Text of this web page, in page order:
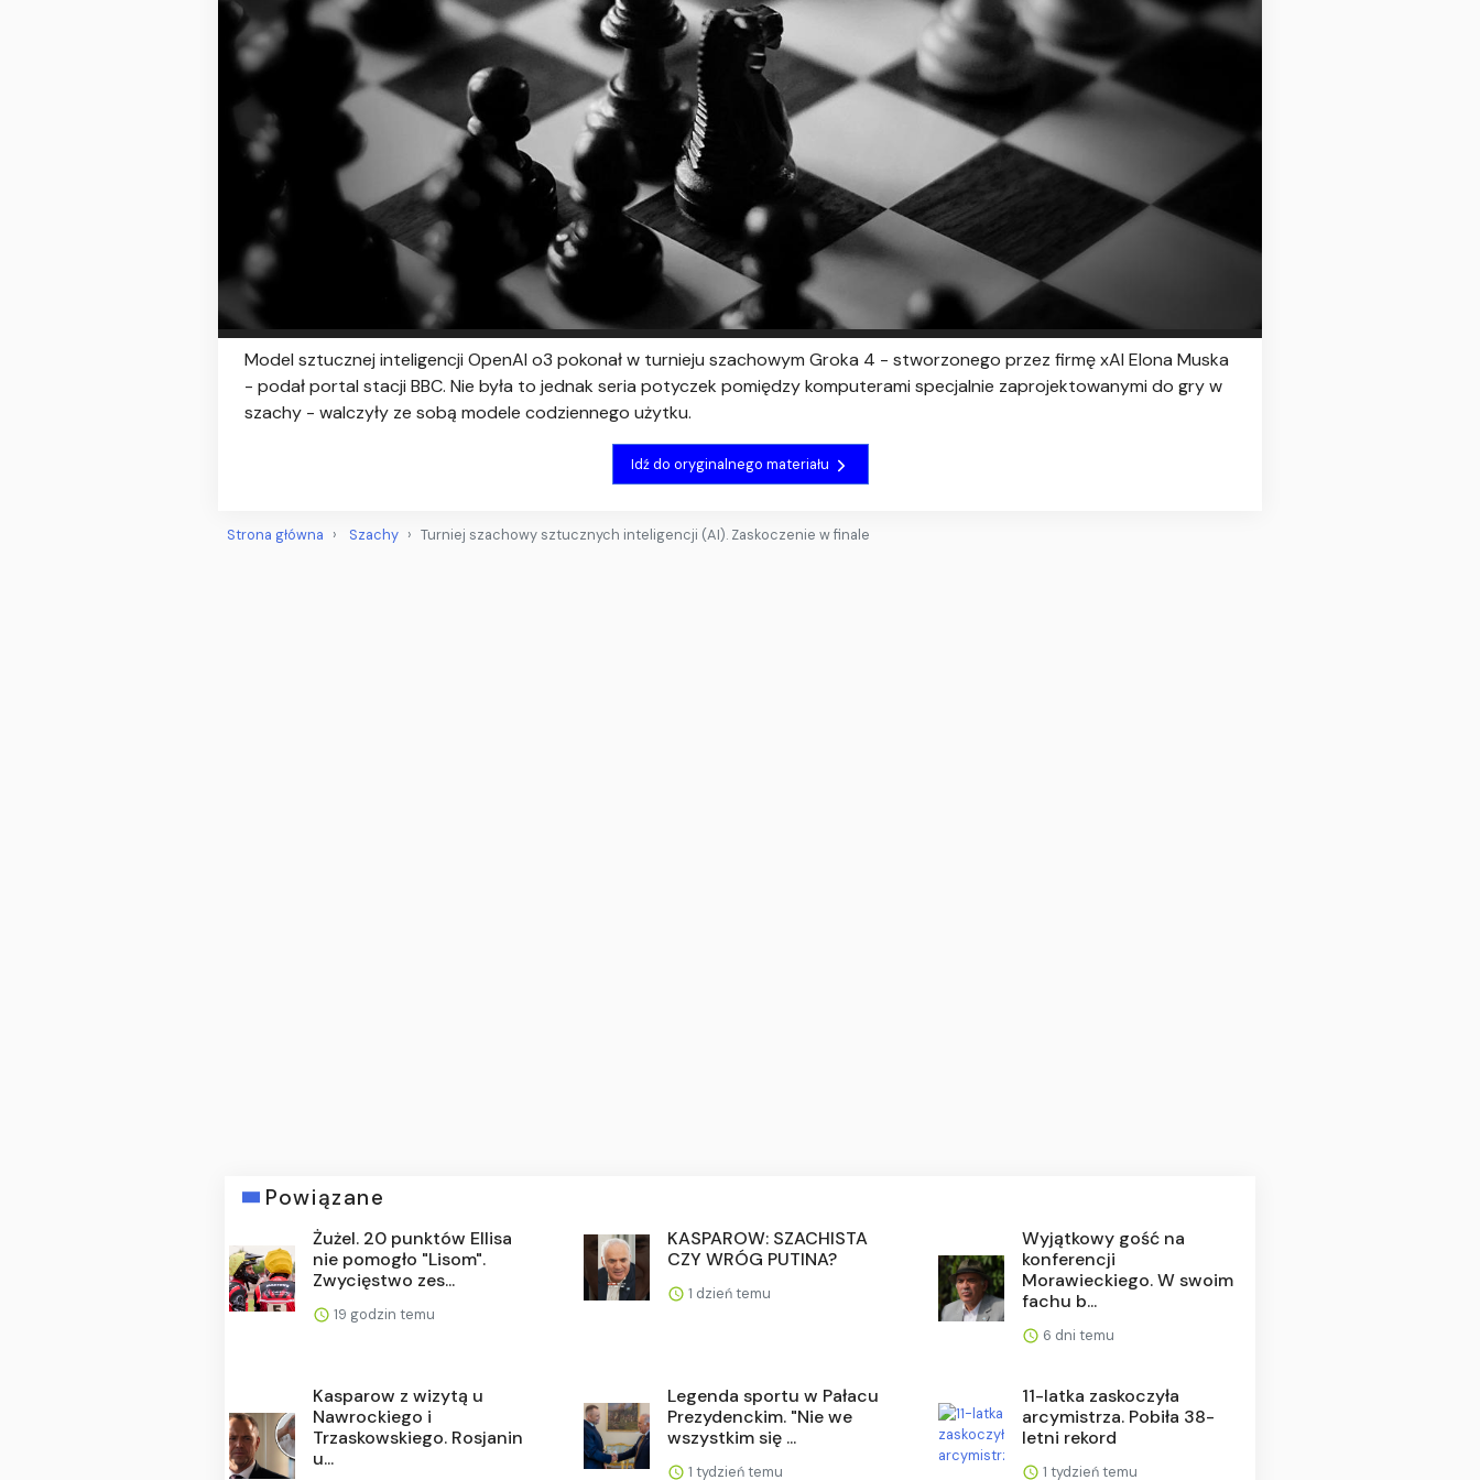
Model sztucznej inteligencji OpenAI o3 pokonał w turnieju szachowym Groka 4 - stworzonego przez firmę xAI Elona Muska
- podał portal stacji BBC. Nie była to jednak seria potyczek pomiędzy komputerami specjalnie zaprojektowanymi do gry w
szachy - walczyły ze sobą modele codziennego użytku.
Idź do oryginalnego materiału
Strona główna Szachy Turniej szachowy sztucznych inteligencji (AI). Zaskoczenie w finale
Powiązane
Żużel. 20 punktów Ellisa
nie pomogło "Lisom".
Zwycięstwo zes...
19 godzin temu
KASPAROW: SZACHISTA
CZY WRÓG PUTINA?
1 dzień temu
Wyjątkowy gość na
konferencji
Morawieckiego. W swoim
fachu b...
6 dni temu
Kasparow z wizytą u
Nawrockiego i
Trzaskowskiego. Rosjanin
u...
Legenda sportu w Pałacu
Prezydenckim. "Nie we
wszystkim się ...
1 tydzień temu
11-latka zaskoczyła
arcymistrza. Pobiła 38-
letni rekord
1 tydzień temu